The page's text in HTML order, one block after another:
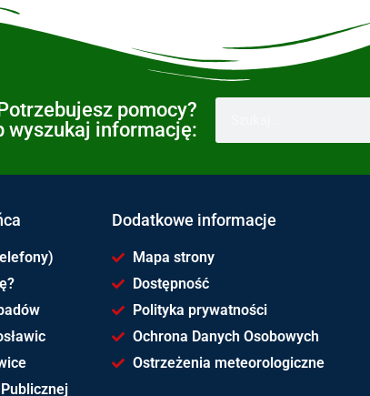
pomocy?
wyszukaj informację:
Dodatkowe informacje
Mapa strony
Dostępność
Polityka prywatności
Ochrona Danych Osobowych
Ostrzeżenia meteorologiczne